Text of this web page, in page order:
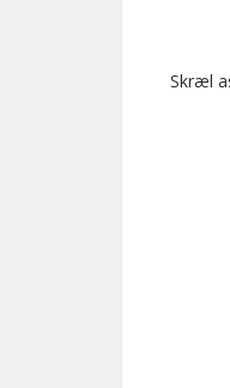
Skræl